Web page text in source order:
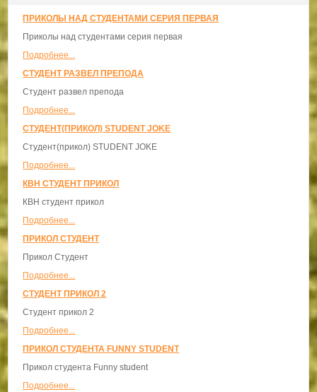
ПРИКОЛЫ НАД СТУДЕНТАМИ СЕРИЯ ПЕРВАЯ
Приколы над студентами серия первая
Подробнее...
СТУДЕНТ РАЗВЕЛ ПРЕПОДА
Студент развел препода
Подробнее...
СТУДЕНТ(ПРИКОЛ) STUDENT JOKE
Студент(прикол) STUDENT JOKE
Подробнее...
КВН СТУДЕНТ ПРИКОЛ
КВН студент прикол
Подробнее...
ПРИКОЛ СТУДЕНТ
Прикол Студент
Подробнее...
СТУДЕНТ ПРИКОЛ 2
Студент прикол 2
Подробнее...
ПРИКОЛ СТУДЕНТА FUNNY STUDENT
Прикол студента Funny student
Подробнее...